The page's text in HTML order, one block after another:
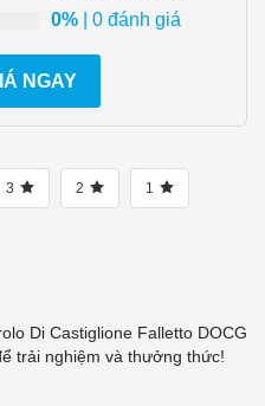
0% | 0 đánh giá
NGAY
3 2 1
Di Castiglione Falletto DOCG
trải nghiệm và thưởng thức!